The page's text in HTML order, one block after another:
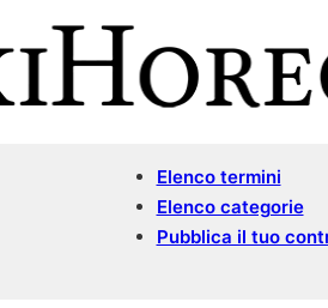
Elenco termini
Elenco categorie
Pubblica il tuo